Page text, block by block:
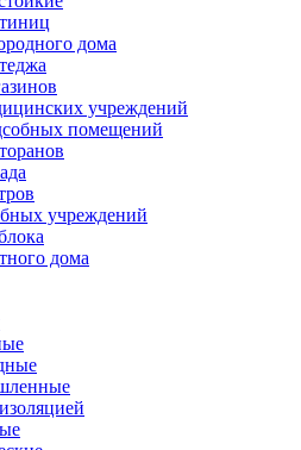
дома
учреждений
помещений
учреждений
дома